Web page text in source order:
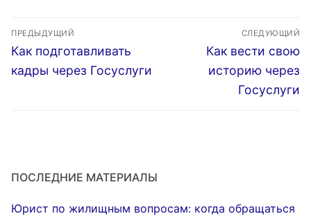
Госуслуги
Навигация
по
записям
ПРЕДЫДУЩИЙ
Предыдущая
запись:
Как подготавливать
кадры через Госуслуги
СЛЕДУЮЩИЙ
Следующая
запись:
Как вести свою
историю через
Госуслуги
ПОСЛЕДНИЕ МАТЕРИАЛЫ
Юрист по жилищным вопросам: когда обращаться